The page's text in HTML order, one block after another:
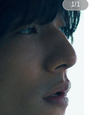
1/1